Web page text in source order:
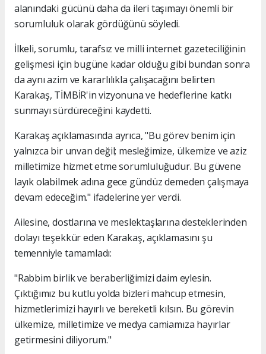
alanındaki gücünü daha da ileri taşımayı önemli bir
sorumluluk olarak gördüğünü söyledi.
İlkeli, sorumlu, tarafsız ve milli internet gazeteciliğinin
gelişmesi için bugüne kadar olduğu gibi bundan sonra
da aynı azim ve kararlılıkla çalışacağını belirten
Karakaş, TİMBİR'in vizyonuna ve hedeflerine katkı
sunmayı sürdüreceğini kaydetti.
Karakaş açıklamasında ayrıca, "Bu görev benim için
yalnızca bir unvan değil; mesleğimize, ülkemize ve aziz
milletimize hizmet etme sorumluluğudur. Bu güvene
layık olabilmek adına gece gündüz demeden çalışmaya
devam edeceğim." ifadelerine yer verdi.
Ailesine, dostlarına ve meslektaşlarına desteklerinden
dolayı teşekkür eden Karakaş, açıklamasını şu
temenniyle tamamladı:
"Rabbim birlik ve beraberliğimizi daim eylesin.
Çıktığımız bu kutlu yolda bizleri mahcup etmesin,
hizmetlerimizi hayırlı ve bereketli kılsın. Bu görevin
ülkemize, milletimize ve medya camiamıza hayırlar
getirmesini diliyorum."